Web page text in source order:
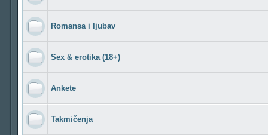
Romansa i ljubav
Sex & erotika (18+)
Ankete
Takmičenja